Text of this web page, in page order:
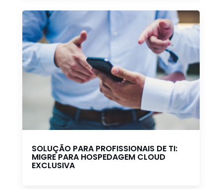
SOLUÇÃO PARA PROFISSIONAIS DE TI:
MIGRE PARA HOSPEDAGEM CLOUD
EXCLUSIVA